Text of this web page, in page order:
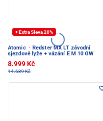
+ Extra Sleva 20%
Atomic · Redster MX LT závodní
sjezdové lyže + vázání E M 10 GW
8.999 Kč
14.689 Kč